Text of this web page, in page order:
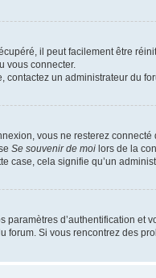
il peut facilement être
vous connecter.
contactez un administrateur du
vous ne resterez
Se souvenir de moi lors de la
case, cela signifie qu’un
d’authentification
forum. Si vous rencontrez des